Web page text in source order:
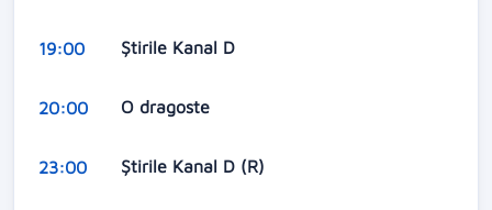
19:00 Știrile Kanal D
20:00 O dragoste
23:00 Știrile Kanal D (R)